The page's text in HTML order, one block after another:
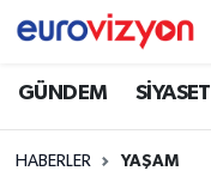
GÜNDEM SİYASET
HABERLER YAŞAM